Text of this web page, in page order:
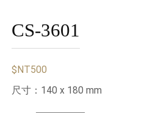
CS-3601
$NT500
尺寸：140 x 180 mm